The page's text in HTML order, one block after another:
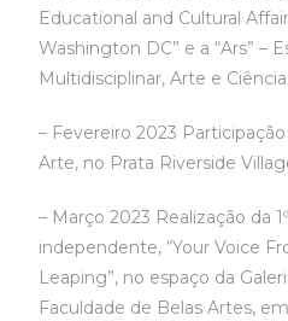
Educational and Cultural
Washington DC” e a “Ars” –
Multidisciplinar, Arte e Ciência;
– Fevereiro 2023
Arte, no Prata Riverside
– Março 2023 Realização da
independente, “Your Voice
Leaping”, no espaço da
Faculdade de Belas Artes,